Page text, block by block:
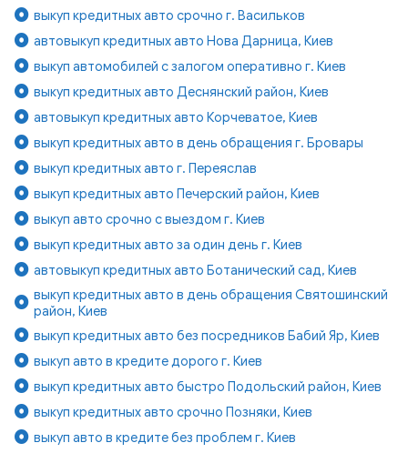
выкуп кредитных авто срочно г. Васильков
автовыкуп кредитных авто Нова Дарница, Киев
выкуп автомобилей с залогом оперативно г. Киев
выкуп кредитных авто Деснянский район, Киев
автовыкуп кредитных авто Корчеватое, Киев
выкуп кредитных авто в день обращения г. Бровары
выкуп кредитных авто г. Переяслав
выкуп кредитных авто Печерский район, Киев
выкуп авто срочно с выездом г. Киев
выкуп кредитных авто за один день г. Киев
автовыкуп кредитных авто Ботанический сад, Киев
выкуп кредитных авто в день обращения Святошинский
район, Киев
выкуп кредитных авто без посредников Бабий Яр, Киев
выкуп авто в кредите дорого г. Киев
выкуп кредитных авто быстро Подольский район, Киев
выкуп кредитных авто срочно Позняки, Киев
выкуп авто в кредите без проблем г. Киев